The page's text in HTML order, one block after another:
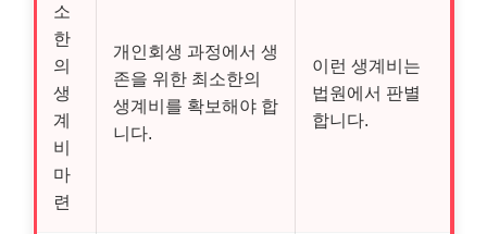
소
한
의
생
계
비
마
련
개인회생 과정에서 생
존을 위한 최소한의
생계비를 확보해야 합
니다.
이런 생계비는
법원에서 판별
합니다.